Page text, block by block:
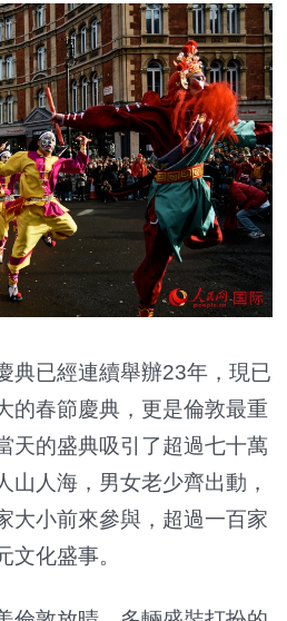
典已經連續舉辦23年，現已
的春節慶典，更是倫敦最重
天的盛典吸引了超過七十萬
山人海，男女老少齊出動，
大小前來參與，超過一百家
文化盛事。